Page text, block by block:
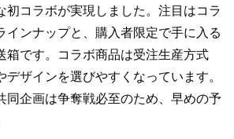
初コラボが実現しました。注目はコラ
インナップと、購入者限定で手に入る
箱です。コラボ商品は受注生産方式
デザインを選びやすくなっています。
同企画は争奪戦必至のため、早めの予